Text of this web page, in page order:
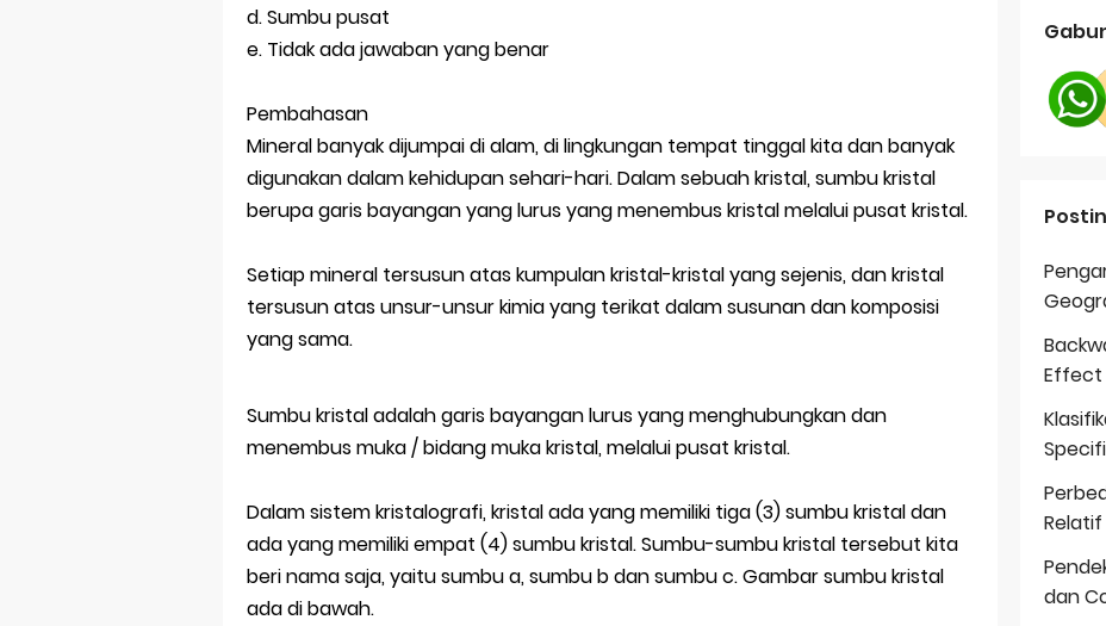
d. Sumbu pusat
e. Tidak ada jawaban yang benar
Pembahasan
Mineral banyak dijumpai di alam, di lingkungan tempat tinggal kita dan banyak
digunakan dalam kehidupan sehari-hari. Dalam sebuah kristal, sumbu kristal
berupa garis bayangan yang lurus yang menembus kristal melalui pusat kristal.
Setiap mineral tersusun atas kumpulan kristal-kristal yang sejenis, dan kristal
tersusun atas unsur-unsur kimia yang terikat dalam susunan dan komposisi
yang sama.
Sumbu kristal adalah garis bayangan lurus yang menghubungkan dan
menembus muka / bidang muka kristal, melalui pusat kristal.
Dalam sistem kristalografi, kristal ada yang memiliki tiga (3) sumbu kristal dan
ada yang memiliki empat (4) sumbu kristal. Sumbu-sumbu kristal tersebut kita
beri nama saja, yaitu sumbu a, sumbu b dan sumbu c. Gambar sumbu kristal
ada di bawah.
Effect
Relatif
dan